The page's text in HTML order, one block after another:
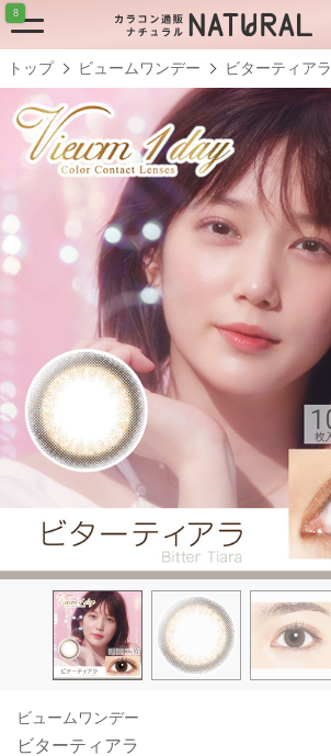
8
トップ ビュームワンデー ビターティアラ
ビュームワンデー
ビターティアラ